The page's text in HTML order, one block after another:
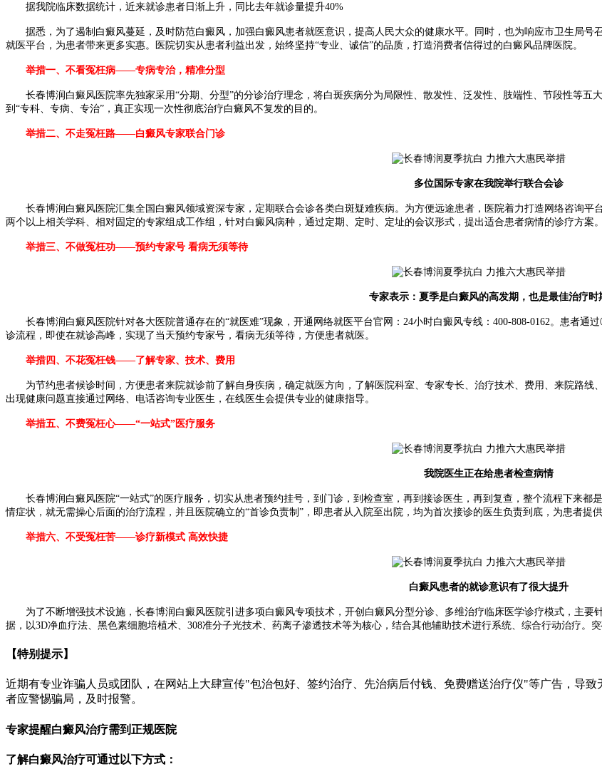
据我院临床数据统计，近来就诊患者日渐上升，同比去年就诊量提升40%
据悉，为了遏制白癜风蔓延，及时防范白癜风，加强白癜风患者就医意识，提高人民大众的健康水平。同时，也为响应市卫生局号
就医平台，为患者带来更多实惠。医院切实从患者利益出发，始终坚持“专业、诚信”的品质，打造消费者信得过的白癜风品牌医院。
举措一、不看冤枉病——专病专治，精准分型
长春博润白癜风医院率先独家采用“分期、分型”的分诊治疗理念，将白斑疾病分为局限性、散发性、泛发性、肢端性、节段性等五
到“专科、专病、专治”，真正实现一次性彻底治疗白癜风不复发的目的。
举措二、不走冤枉路——白癜风专家联合门诊
多位国际专家在我院举行联合会诊
长春博润白癜风医院汇集全国白癜风领域资深专家，定期联合会诊各类白斑疑难疾病。为方便远途患者，医院着力打造网络咨询平
两个以上相关学科、相对固定的专家组成工作组，针对白癜风病种，通过定期、定时、定址的会议形式，提出适合患者病情的诊疗方案。
举措三、不做冤枉功——预约专家号 看病无须等待
专家表示：夏季是白癜风的高发期，也是最佳治疗时
长春博润白癜风医院针对各大医院普通存在的“就医难”现象，开通网络就医平台官网：24小时白癜风专线：400-808-0162。
诊流程，即使在就诊高峰，实现了当天预约专家号，看病无须等待，方便患者就医。
举措四、不花冤枉钱——了解专家、技术、费用
为节约患者候诊时间，方便患者来院就诊前了解自身疾病，确定就医方向，了解医院科室、专家专长、治疗技术、费用、来院路线
出现健康问题直接通过网络、电话咨询专业医生，在线医生会提供专业的健康指导。
举措五、不费冤枉心——“一站式”医疗服务
我院医生正在给患者检查病情
长春博润白癜风医院“一站式”的医疗服务，切实从患者预约挂号，到门诊，到检查室，再到接诊医生，再到复查，整个流程下来都
情症状，就无需操心后面的治疗流程，并且医院确立的“首诊负责制”，即患者从入院至出院，均为首次接诊的医生负责到底，为患者提供
举措六、不受冤枉苦——诊疗新模式 高效快捷
白癜风患者的就诊意识有了很大提升
为了不断增强技术设施，长春博润白癜风医院引进多项白癜风专项技术，开创白癜风分型分诊、多维治疗临床医学诊疗模式，主要
据，以3D净血疗法、黑色素细胞培植术、308准分子光技术、药离子渗透技术等为核心，结合其他辅助技术进行系统、综合行动治疗。
【特别提示】
近期有专业诈骗人员或团队，在网站上大肆宣传"包治包好、签约治疗、先治病后付钱、免费赠送治疗仪"等广告，导
者应警惕骗局，及时报警。
专家提醒白癜风治疗需到正规医院
了解白癜风治疗可通过以下方式：